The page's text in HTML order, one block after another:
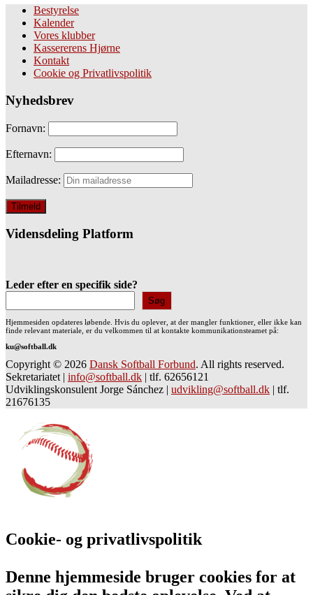
Bestyrelse
Kalender
Vores klubber
Kassererens Hjørne
Kontakt
Cookie og Privatlivspolitik
Nyhedsbrev
Fornavn:
Efternavn:
Mailadresse:
Vidensdeling Platform
Leder efter en specifik side?
Søg
Hjemmesiden opdateres løbende. Hvis du oplever, at der mangler funktioner, eller ikke kan
finde relevant materiale, er du velkommen til at kontakte kommunikationsteamet på:
ku@softball.dk
Copyright © 2026 Dansk Softball Forbund. All rights reserved.
Sekretariatet | info@softball.dk | tlf. 62656121
Udviklingskonsulent Jorge Sánchez | udvikling@softball.dk | tlf.
21676135
Cookie- og privatlivspolitik
Denne hjemmeside bruger cookies for at